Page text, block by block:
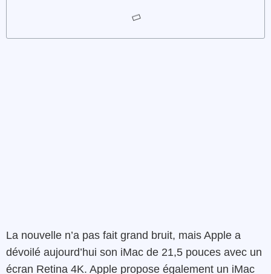
La nouvelle n’a pas fait grand bruit, mais Apple a
dévoilé aujourd’hui son iMac de 21,5 pouces avec un
écran Retina 4K. Apple propose également un iMac